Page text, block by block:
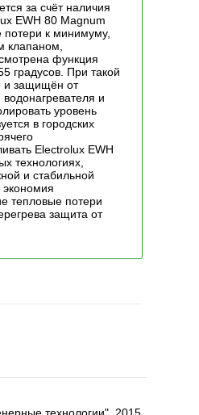
за счёт наличия
EWH 80 Magnum
потери к минимуму,
клапаном,
функция
градусов. При такой
и защищён от
и
уровень
в городских
Electrolux EWH
технологиях,
и стабильной
тепловые потери
защита от